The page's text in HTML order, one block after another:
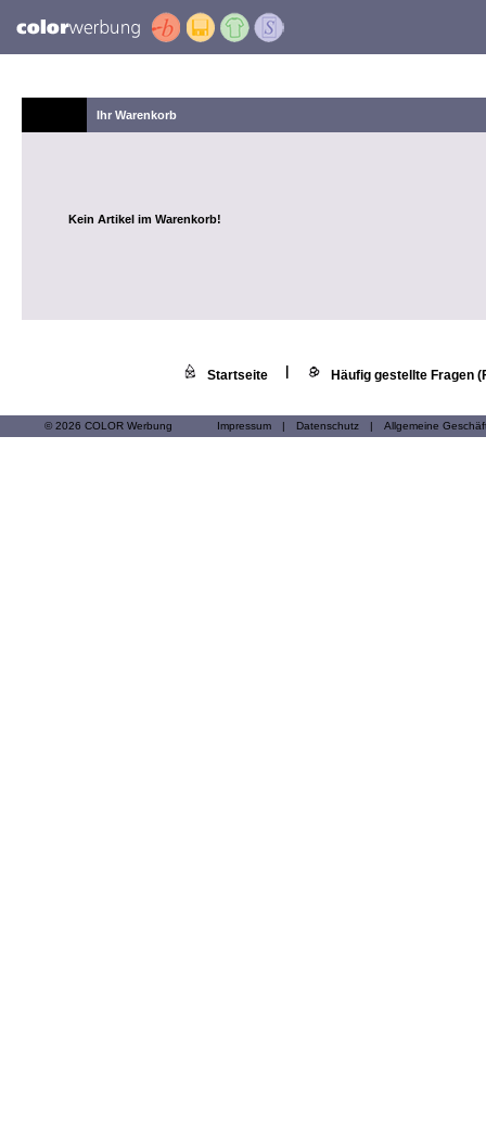
Ihr Warenkorb
Kein Artikel im Warenkorb!
Startseite Häufig gestellte Fragen
© 2026 COLOR Werbung Impressum | Datenschutz | Allgemeine